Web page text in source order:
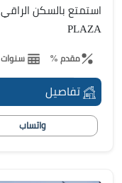
PLAZA
مقدم % سنوات
تفاصيل
واتساب